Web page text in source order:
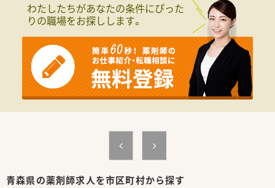
【店舗情報と応需状況について】
■青い森鉄道線の千曳駅から車で10分ほどの距離に位置してお
り、日帰り温泉施設に隣接した広い駐車場が利用可能な環境で
す。
■応需科目は内科と整形外科、小児科がメインで、1日平均150枚
程度の処方箋を近隣のクリニックから安定して受け付けていま
す。
■薬剤師は常勤3名とパート2名の体制で、事務員が5名と非常に
多く在籍しているため、調剤や監査に集中できる業務体制です。
■今後の業務拡大を見据えた「増員募集」の急募案件であり、意
欲的な方であれば年齢やブランクを問わず積極的に採用を検討
一人ひとりに対して明るく丁寧なコミュニケーションができる
わたしたちがあなたの条件にぴった
りの職場をお探しします。
青森県の薬剤師求人を市区町村から探す